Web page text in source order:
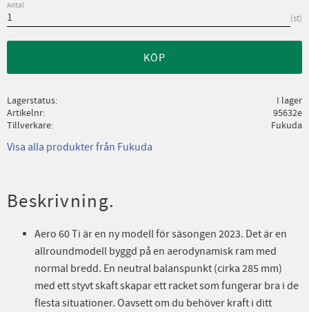
Antal
st
KÖP
Lagerstatus
I lager
Artikelnr
95632e
Tillverkare
Fukuda
Visa alla produkter från Fukuda
Beskrivning.
Aero 60 Ti är en ny modell för säsongen 2023. Det är en
allroundmodell byggd på en aerodynamisk ram med
normal bredd. En neutral balanspunkt (cirka 285 mm)
med ett styvt skaft skapar ett racket som fungerar bra i de
flesta situationer. Oavsett om du behöver kraft i ditt